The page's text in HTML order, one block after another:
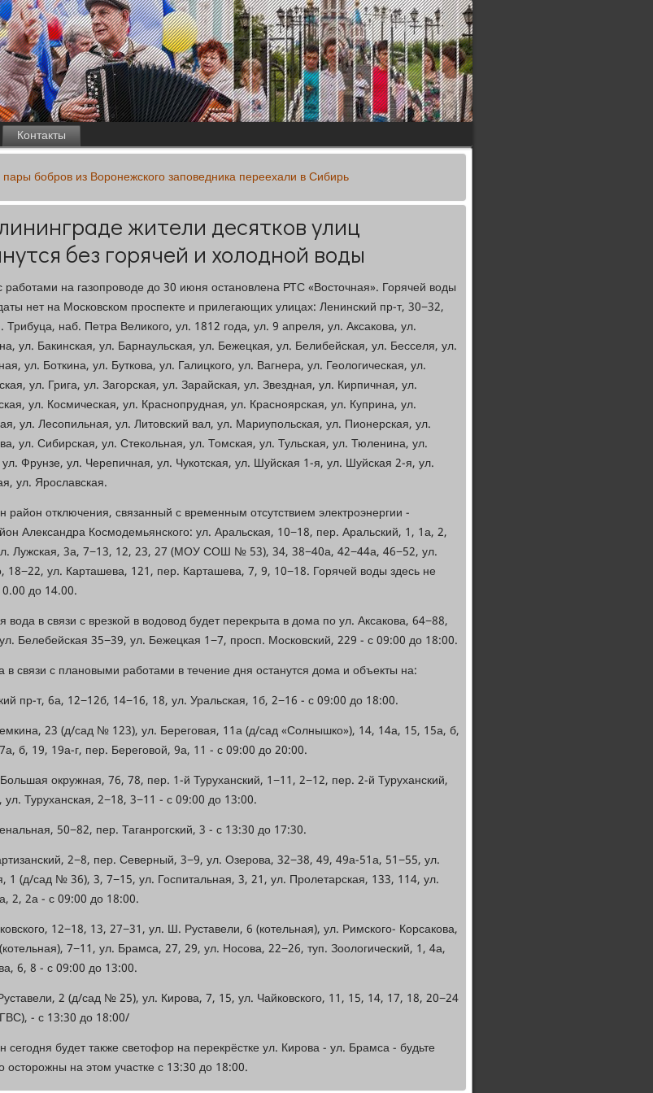
Контакты
бобров из Воронежского заповедника переехали в Сибирь
жители десятков улиц
без горячей и холодной воды
работами на газопроводе до 30 июня остановлена РТС «Восточная». Горячей воды
нет на Московском проспекте и прилегающих улицах: Ленинский пр-т, 30−32,
Трибуца, наб. Петра Великого, ул. 1812 года, ул. 9 апреля, ул. Аксакова, ул.
ул. Бакинская, ул. Барнаульская, ул. Бежецкая, ул. Белибейская, ул. Бесселя, ул.
ул. Боткина, ул. Буткова, ул. Галицкого, ул. Вагнера, ул. Геологическая, ул.
ул. Грига, ул. Загорская, ул. Зарайская, ул. Звездная, ул. Кирпичная, ул.
ул. Космическая, ул. Краснопрудная, ул. Красноярская, ул. Куприна, ул.
ул. Лесопильная, ул. Литовский вал, ул. Мариупольская, ул. Пионерская, ул.
ул. Сибирская, ул. Стекольная, ул. Томская, ул. Тульская, ул. Тюленина, ул.
Фрунзе, ул. Черепичная, ул. Чукотская, ул. Шуйская 1-я, ул. Шуйская 2-я, ул.
ул. Ярославская.
район отключения, связанный с временным отсутствием электроэнергии -
Александра Космодемьянского: ул. Аральская, 10−18, пер. Аральский, 1, 1а, 2,
Лужская, 3а, 7−13, 12, 23, 27 (МОУ СОШ № 53), 34, 38−40а, 42−44а, 46−52, ул.
18−22, ул. Карташева, 121, пер. Карташева, 7, 9, 10−18. Горячей воды здесь не
до 14.00.
вода в связи с врезкой в водовод будет перекрыта в дома по ул. Аксакова, 64−88,
Белебейская 35−39, ул. Бежецкая 1−7, просп. Московский, 229 - с 09:00 до 18:00.
в связи с плановыми работами в течение дня останутся дома и объекты на:
пр-т, 6а, 12−12б, 14−16, 18, ул. Уральская, 1б, 2−16 - с 09:00 до 18:00.
23 (д/сад № 123), ул. Береговая, 11а (д/сад «Солнышко»), 14, 14а, 15, 15а, б,
б, 19, 19а-г, пер. Береговой, 9а, 11 - с 09:00 до 20:00.
окружная, 76, 78, пер. 1-й Туруханский, 1−11, 2−12, пер. 2-й Туруханский,
ул. Туруханская, 2−18, 3−11 - с 09:00 до 13:00.
50−82, пер. Таганрогский, 3 - с 13:30 до 17:30.
2−8, пер. Северный, 3−9, ул. Озерова, 32−38, 49, 49а-51а, 51−55, ул.
1 (д/сад № 36), 3, 7−15, ул. Госпитальная, 3, 21, ул. Пролетарская, 133, 114, ул.
2, 2а - с 09:00 до 18:00.
12−18, 13, 27−31, ул. Ш. Руставели, 6 (котельная), ул. Римского- Корсакова,
7−11, ул. Брамса, 27, 29, ул. Носова, 22−26, туп. Зоологический, 1, 4а,
6, 8 - с 09:00 до 13:00.
2 (д/сад № 25), ул. Кирова, 7, 15, ул. Чайковского, 11, 15, 14, 17, 18, 20−24
- с 13:30 до 18:00/
сегодня будет также светофор на перекрёстке ул. Кирова - ул. Брамса - будьте
осторожны на этом участке с 13:30 до 18:00.